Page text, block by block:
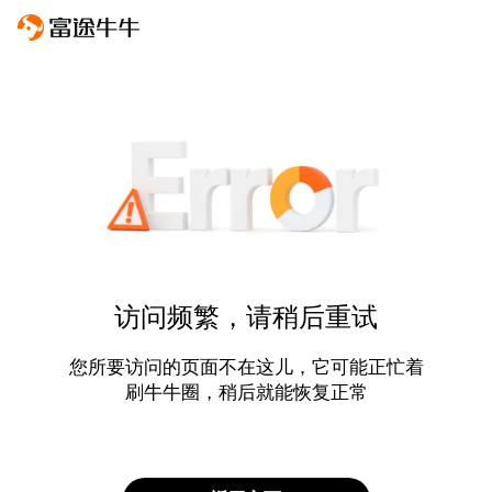
访问频繁，请稍后重试
您所要访问的页面不在这儿，它可能正忙着
刷牛牛圈，稍后就能恢复正常